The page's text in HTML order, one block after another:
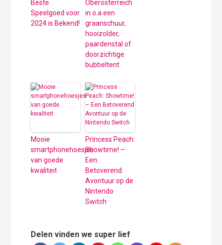
Beste
Speelgoed voor
2024 is Bekend!
Oberösterreich
in o.a een
graanschuur,
hooizolder,
paardenstal of
doorzichtige
bubbeltent
Mooie
smartphonehoesjes
van goede
kwaliteit
Princess Peach:
Showtime! –
Een
Betoverend
Avontuur op de
Nintendo
Switch
Delen vinden we super lief